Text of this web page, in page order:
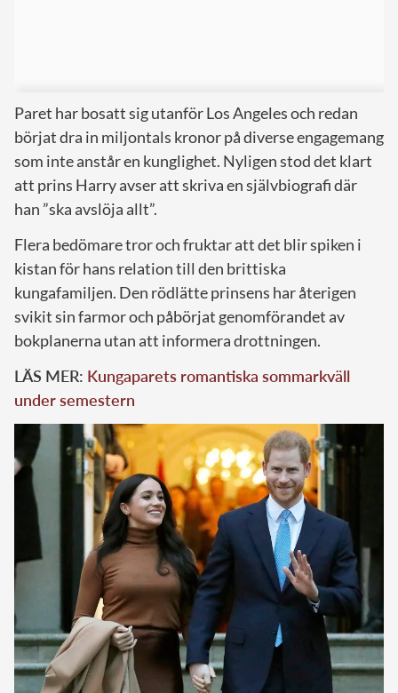
Paret har bosatt sig utanför Los Angeles och redan
börjat dra in miljontals kronor på diverse engagemang
som inte anstår en kunglighet. Nyligen stod det klart
att prins Harry avser att skriva en självbiografi där
han ”ska avslöja allt”.
Flera bedömare tror och fruktar att det blir spiken i
kistan för hans relation till den brittiska
kungafamiljen. Den rödlätte prinsens har återigen
svikit sin farmor och påbörjat genomförandet av
bokplanerna utan att informera drottningen.
LÄS MER: Kungaparets romantiska sommarkväll
under semestern